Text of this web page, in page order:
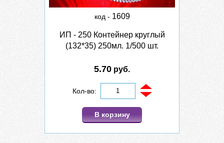
код - 1609
ИП - 250 Контейнер круглый
(132*35) 250мл. 1/500 шт.
5.70 руб.
Кол-во:
В корзину